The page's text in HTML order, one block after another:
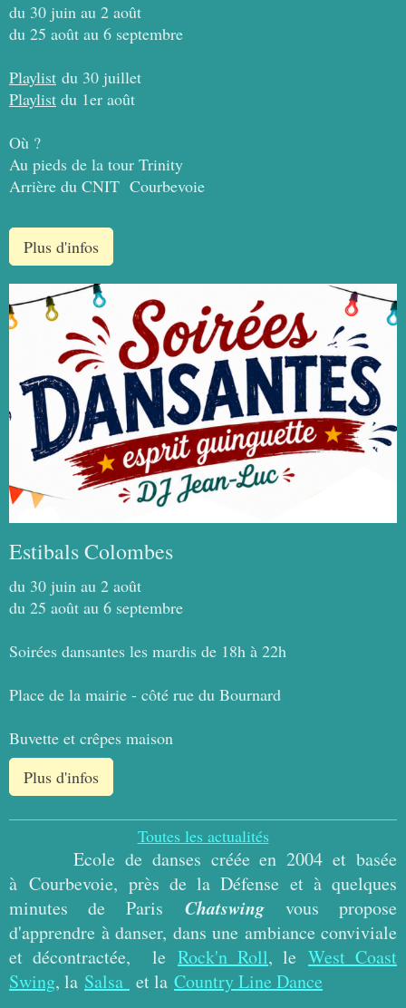
du 30 juin au 2 août
du 25 août au 6 septembre
Playlist du 30 juillet
Playlist du 1er août
Où ?
Au pieds de la tour Trinity
Arrière du CNIT Courbevoie
Plus d'infos
Estibals Colombes
du 30 juin au 2 août
du 25 août au 6 septembre
Soirées dansantes les mardis de 18h à 22h
Place de la mairie - côté rue du Bournard
Buvette et crêpes maison
Plus d'infos
Toutes les actualités
Ecole de danses créée en 2004 et basée
àCourbevoie, près de la Défense et à quelques
minutes de ParisChatswing
vous propose
d'apprendre à danser, dans une ambiance conviviale
et décontractée,
le Rock'n Roll, le West Coast
Swing, la Salsa et la Country Line Dance